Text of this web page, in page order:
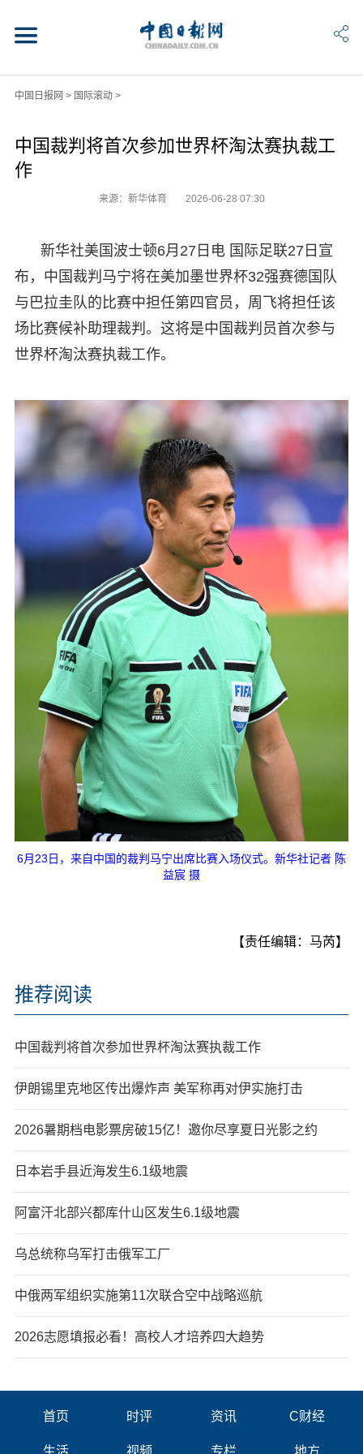
中国日报网 > 国际滚动>
中国裁判将首次参加世界杯淘汰赛执裁工
作
来源：新华体育 2026-06-28 07:30
新华社美国波士顿6月27日电 国际足联27日宣
布，中国裁判马宁将在美加墨世界杯32强赛德国队
与巴拉圭队的比赛中担任第四官员，周飞将担任该
场比赛候补助理裁判。这将是中国裁判员首次参与
世界杯淘汰赛执裁工作。
6月23日，来自中国的裁判马宁出席比赛入场仪式。新华社记者 陈
益宸 摄
【责任编辑：马芮】
推荐阅读
中国裁判将首次参加世界杯淘汰赛执裁工作
伊朗锡里克地区传出爆炸声 美军称再对伊实施打击
2026暑期档电影票房破15亿！邀你尽享夏日光影之约
日本岩手县近海发生6.1级地震
阿富汗北部兴都库什山区发生6.1级地震
乌总统称乌军打击俄军工厂
中俄两军组织实施第11次联合空中战略巡航
2026志愿填报必看！高校人才培养四大趋势
首页 时评 资讯 C财经
生活 视频 专栏 地方